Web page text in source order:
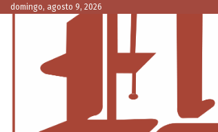
domingo, agosto 9, 2026